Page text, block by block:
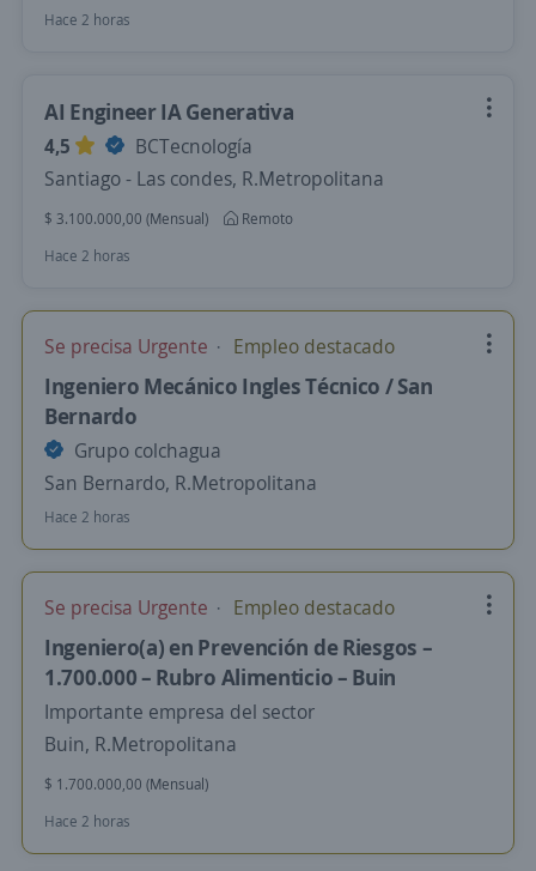
Hace 2 horas
AI Engineer IA Generativa
4,5
BCTecnología
Santiago - Las condes, R.Metropolitana
$ 3.100.000,00 (Mensual)
Remoto
Hace 2 horas
Se precisa Urgente Empleo destacado
Ingeniero Mecánico Ingles Técnico / San
Bernardo
Grupo colchagua
San Bernardo, R.Metropolitana
Hace 2 horas
Se precisa Urgente Empleo destacado
Ingeniero(a) en Prevención de Riesgos –
1.700.000 – Rubro Alimenticio – Buin
Importante empresa del sector
Buin, R.Metropolitana
$ 1.700.000,00 (Mensual)
Hace 2 horas